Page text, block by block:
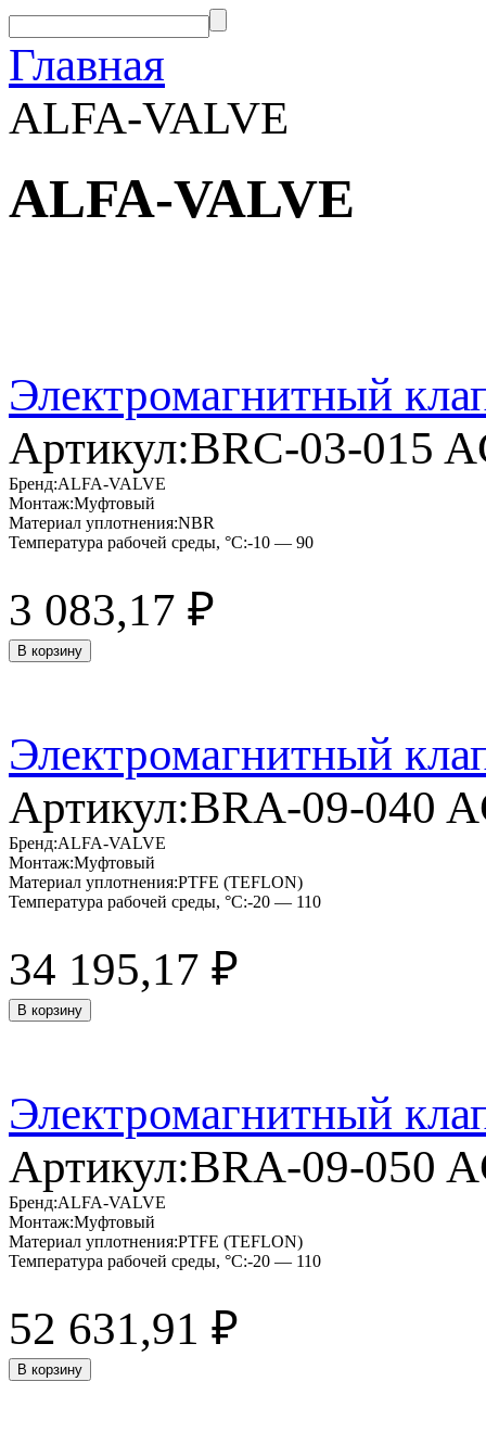
Главная
ALFA-VALVE
ALFA-VALVE
Электромагнитный
Артикул:BRC-03-015
Бренд:ALFA-VALVE
Монтаж:Муфтовый
Материал уплотнения:NBR
Температура рабочей среды, °C:-10 — 90
3 083,17 ₽
В корзину
Электромагнитный
Артикул:BRA-09-040
Бренд:ALFA-VALVE
Монтаж:Муфтовый
Материал уплотнения:PTFE (TEFLON)
Температура рабочей среды, °C:-20 — 110
34 195,17 ₽
В корзину
Электромагнитный
Артикул:BRA-09-050
Бренд:ALFA-VALVE
Монтаж:Муфтовый
Материал уплотнения:PTFE (TEFLON)
Температура рабочей среды, °C:-20 — 110
52 631,91 ₽
В корзину